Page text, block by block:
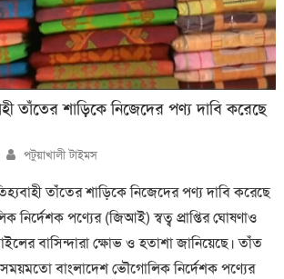
তাঁতের শাড়িকে নিজেদের পণ্য দাবি করেছে
Author
পটুয়াখালী টাইমস
তাঁতের শাড়িকে নিজেদের পণ্য দাবি করেছে
পণ্যের (জিআই) স্বত্ব প্রাপ্তির ঘোষণাও
বাসিন্দারা ক্ষোভ ও হতাশা জানিয়েছে। তাঁত
সময়মতো বাংলাদেশ ভৌগোলিক নির্দেশক পণ্যের